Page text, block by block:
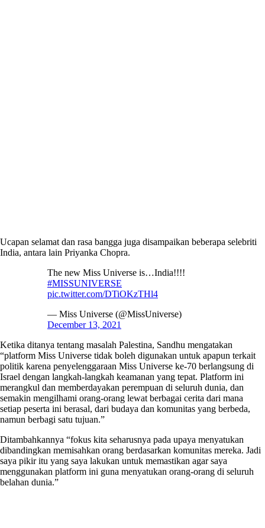
Ucapan selamat dan rasa bangga juga disampaikan beberapa selebriti
India, antara lain Priyanka Chopra.
The new Miss Universe is…India!!!!
#MISSUNIVERSE
pic.twitter.com/DTiOKzTHl4
— Miss Universe (@MissUniverse)
December 13, 2021
Ketika ditanya tentang masalah Palestina, Sandhu mengatakan
“platform Miss Universe tidak boleh digunakan untuk apapun terkait
politik karena penyelenggaraan Miss Universe ke-70 berlangsung di
Israel dengan langkah-langkah keamanan yang tepat. Platform ini
merangkul dan memberdayakan perempuan di seluruh dunia, dan
semakin mengilhami orang-orang lewat berbagai cerita dari mana
setiap peserta ini berasal, dari budaya dan komunitas yang berbeda,
namun berbagi satu tujuan.”
Ditambahkannya “fokus kita seharusnya pada upaya menyatukan
dibandingkan memisahkan orang berdasarkan komunitas mereka. Jadi
saya pikir itu yang saya lakukan untuk memastikan agar saya
menggunakan platform ini guna menyatukan orang-orang di seluruh
belahan dunia.”